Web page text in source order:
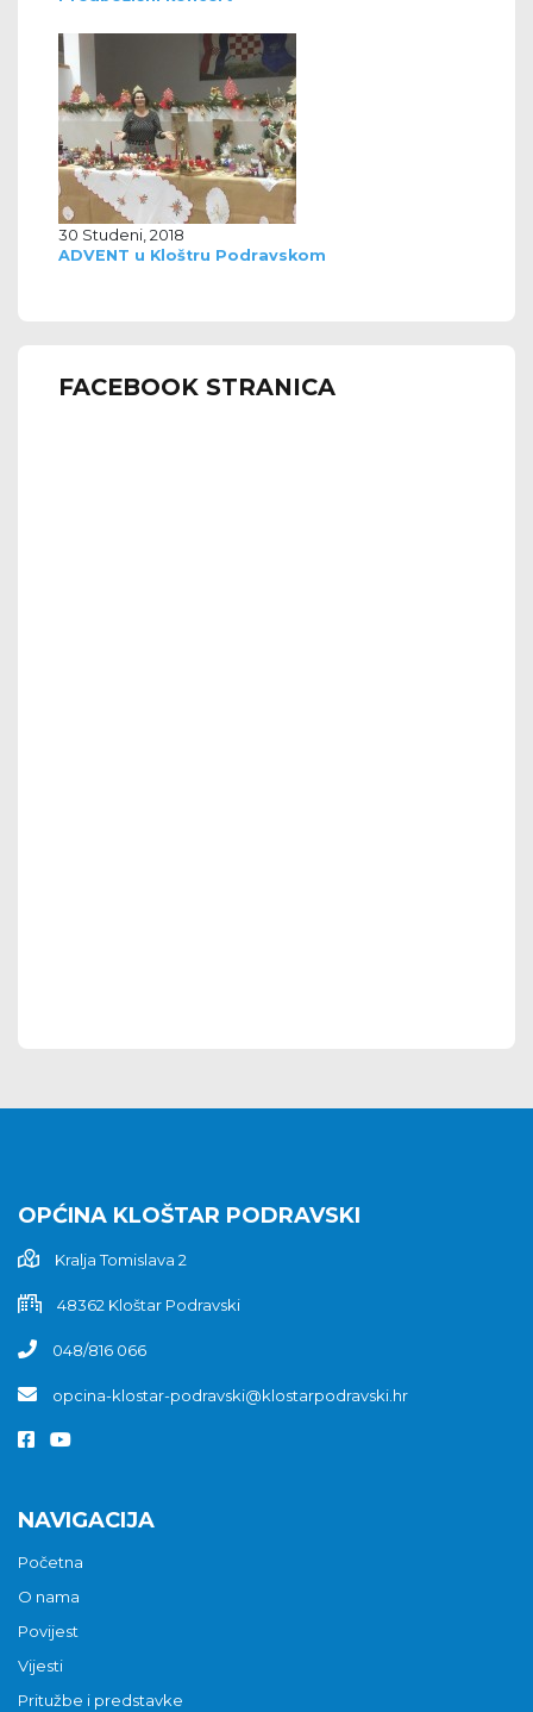
30 Studeni, 2018
ADVENT u Kloštru Podravskom
FACEBOOK STRANICA
OPĆINA KLOŠTAR PODRAVSKI
Kralja Tomislava 2
48362 Kloštar Podravski
048/816 066
opcina-klostar-podravski@klostarpodravski.hr
NAVIGACIJA
Početna
O nama
Povijest
Vijesti
Pritužbe i predstavke